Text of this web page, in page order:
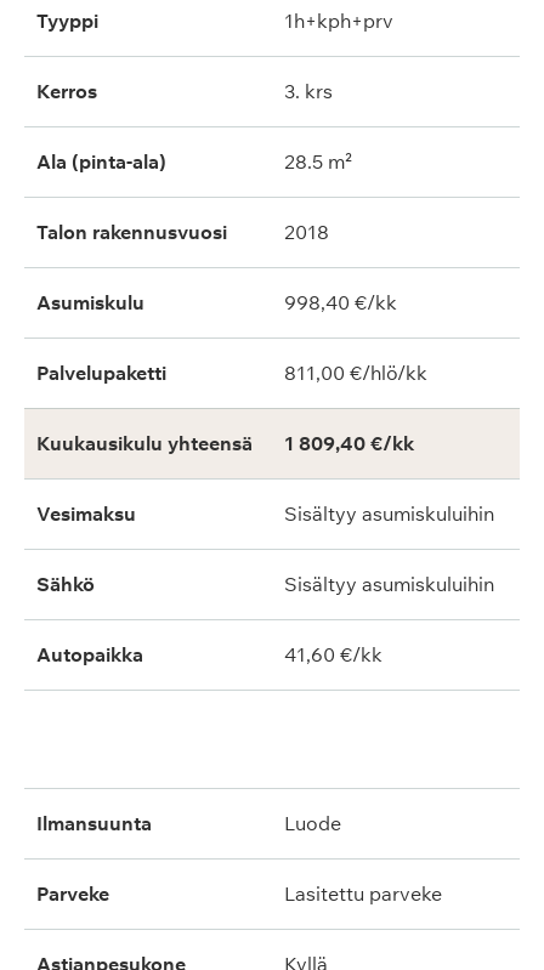
Tyyppi 1h+kph+prv
Kerros 3. krs
Ala (pinta-ala) 28.5 m²
Talon rakennusvuosi 2018
Asumiskulu 998,40 €/kk
Palvelupaketti 811,00 €/hlö/kk
Kuukausikulu yhteensä 1 809,40 €/kk
Vesimaksu Sisältyy asumiskuluihin
Sähkö Sisältyy asumiskuluihin
Autopaikka 41,60 €/kk
ilmansuunta luode
parveke lasitettu parveke
astianpesukone kyllä